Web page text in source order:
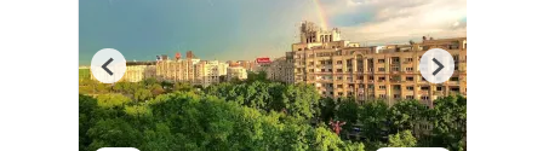
Previous Next